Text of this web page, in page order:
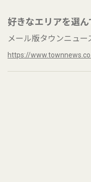
好きなエリアを選ん
メール版タウンニュ
https://